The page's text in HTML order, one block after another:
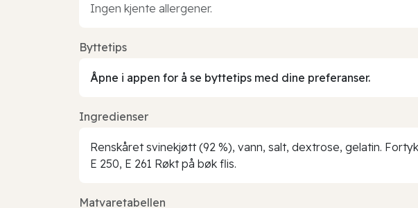
Ingen kjente allergener.
Byttetips
Åpne i appen for å se byttetips med dine preferanser.
Ingredienser
Renskåret svinekjøtt (92 %), vann, salt, dextrose, gelatin.
E 250, E 261 Røkt på bøk flis.
Matvaretabellen